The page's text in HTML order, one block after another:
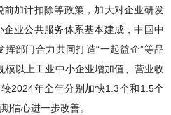
加计扣除等政策，加大对企业研发
业公共服务体系基本建成，中国中
部门合力共同打造“一起益企”等品
模以上工业中小企业增加值、营业收
2024年全年分别加快1.3个和1.5个
信心进一步改善。